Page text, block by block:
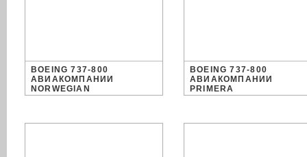
BOEING 737-800
АВИАКОМПАНИИ
NORWEGIAN
BOEING 737-800
АВИАКОМПАНИИ
PRIMERA